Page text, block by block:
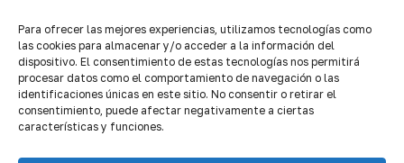
Para ofrecer las mejores experiencias, utilizamos tecnologías como
las cookies para almacenar y/o acceder a la información del
dispositivo. El consentimiento de estas tecnologías nos permitirá
procesar datos como el comportamiento de navegación o las
identificaciones únicas en este sitio. No consentir o retirar el
consentimiento, puede afectar negativamente a ciertas
características y funciones.